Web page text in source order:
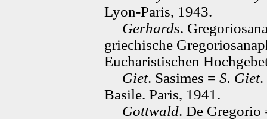
Lyon-Paris, 1943.
Gerhards.
griechische
Eucharistischen
Giet. Sasimes = S. Giet.
Basile. Paris, 1941.
Gottwald. De